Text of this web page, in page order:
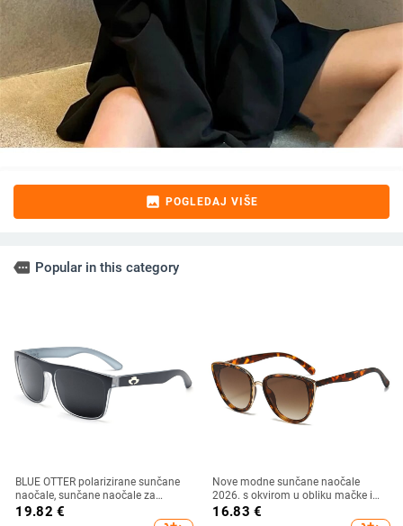
image POGLEDAJ VIŠE
more Popular in this category
BLUE OTTER polarizirane sunčane
naočale, sunčane naočale za
sportove na otvorenom, sunčane
naočale za plažu, naočale za
19.82 €
Nove modne sunčane naočale
2026. s okvirom u obliku mačke i
zlatnim rubom - moderne,
16.83 €